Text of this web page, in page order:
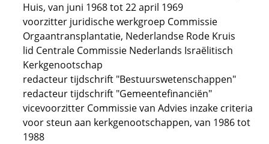
Huis, van juni 1968 tot 22 april 1969
voorzitter juridische werkgroep Commissie
Orgaantransplantatie, Nederlandse Rode Kruis
lid Centrale Commissie Nederlands Israëlitisch
Kerkgenootschap
redacteur tijdschrift "Bestuurswetenschappen"
redacteur tijdschrift "Gemeentefinanciën"
vicevoorzitter Commissie van Advies inzake criteria
voor steun aan kerkgenootschappen, van 1986 tot
1988